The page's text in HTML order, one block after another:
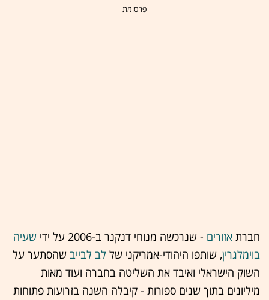
- פרסומת -
חברת אזורים - שנרכשה מנוחי דנקנר ב-2006 על ידי
שעיה
בוימלגרין, שותפו היהודי-אמריקני של לב לבייב שהסתער על
השוק הישראלי ואיבד את השליטה בחברה ועוד מאות
מיליונים בתוך שנים ספורות - קיבלה השנה בזרועות פתוחות